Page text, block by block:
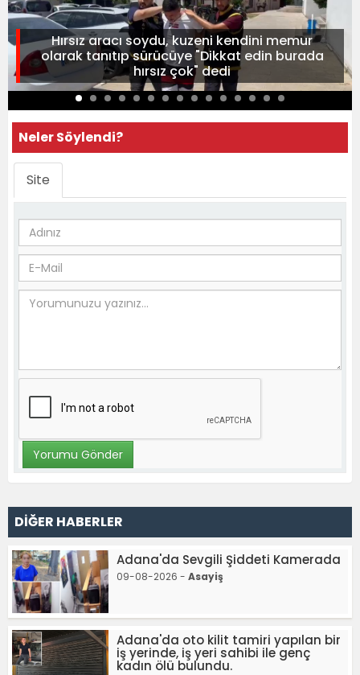
Hırsız aracı soydu, kuzeni kendini memur
olarak tanıtıp sürücüye "Dikkat edin burada
hırsız çok" dedi
Neler Söylendi?
Site
DİĞER HABERLER
Adana'da Sevgili Şiddeti Kamerada
09-08-2026 - Asayiş
Adana'da oto kilit tamiri yapılan bir
iş yerinde, iş yeri sahibi ile genç
kadın ölü bulundu.